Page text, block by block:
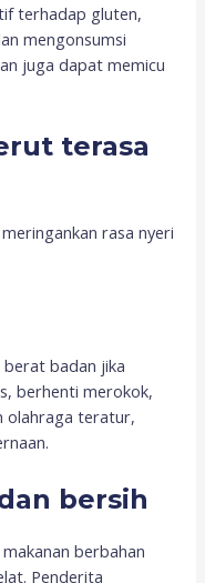
terhadap gluten,
mengonsumsi
juga dapat memicu
terasa
rasa nyeri
berat badan jika
berhenti merokok,
olahraga teratur,
bersih
berbahan
Penderita